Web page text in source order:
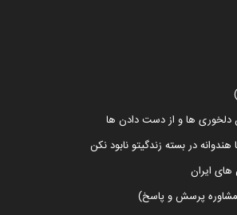
دلخوری ها و از دست دادن ها
در بسته زندگیتو نابود نکن
های ایران
مشاوره پرسش و پاسخ)